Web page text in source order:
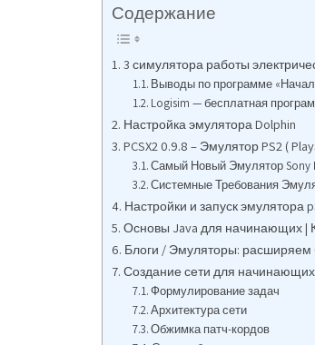
Содержание
3 симулятора работы
Выводы по программе
Logisim — бесплатная
Настройка эмулятора Dolphin
PCSX2 0.9.8 – Эмулятор PS2 (
Самый Новый Эмулятор Sony
Системные Требования
Настройки и запуск эмулятора
Основы Java для начинающих |
Блоги / Эмуляторы: расширяем
Создание сети для
Формулирование задач
Архитектура сети
Обжимка патч-кордов